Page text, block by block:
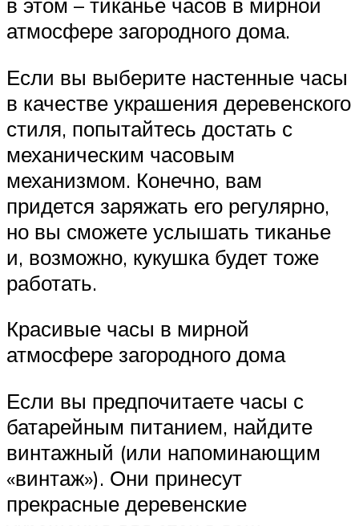
атмосфере загородного дома.
Если вы выберите настенные часы
в качестве украшения деревенского
стиля, попытайтесь достать с
механическим часовым
механизмом. Конечно, вам
придется заряжать его регулярно,
но вы сможете услышать тиканье
и, возможно, кукушка будет тоже
работать.
Красивые часы в мирной
атмосфере загородного дома
Если вы предпочитаете часы с
батарейным питанием, найдите
винтажный (или напоминающим
«винтаж»). Они принесут
прекрасные деревенские